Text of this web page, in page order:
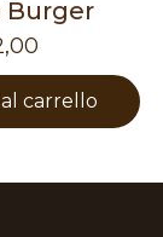
Burger
carrello